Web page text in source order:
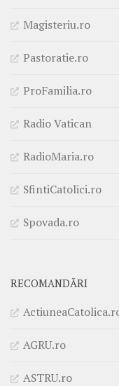
Magisteriu.ro
Pastoratie.ro
ProFamilia.ro
Radio Vatican
RadioMaria.ro
SfintiCatolici.ro
Spovada.ro
RECOMANDĂRI
AGRU.ro
ASTRU.ro